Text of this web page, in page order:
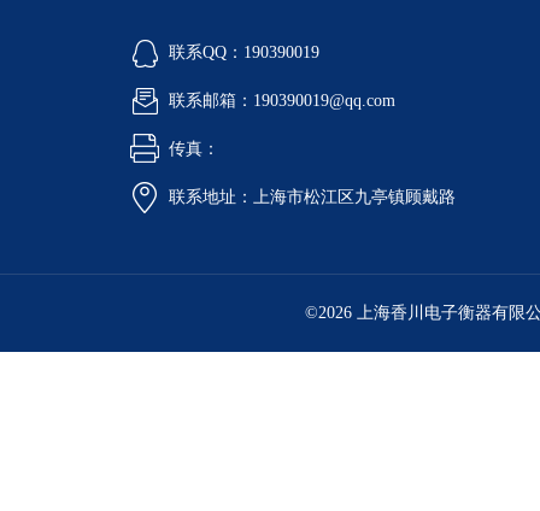
联系QQ：190390019
联系邮箱：190390019@qq.com
传真：
联系地址：上海市松江区九亭镇顾戴路
©2026 上海香川电子衡器有限